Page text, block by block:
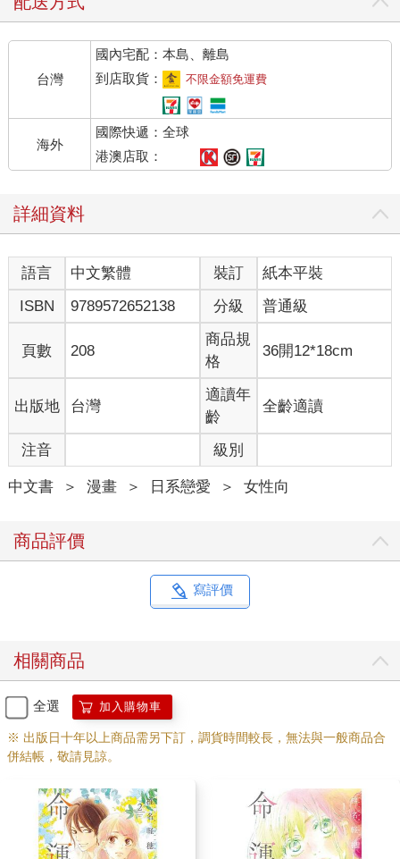
台灣
國內宅配：本島、離島
到店取貨：
不限金額免運費
海外
國際快遞：全球
港澳店取：
詳細資料
語言 中文繁體 裝訂
紙本平裝
ISBN
9789572652138 分級 普通級
頁數 208
商品規
格
36開12*18cm
出版地 台灣
適讀年
齡
全齡適讀
注音 級別
中文書 ＞ 漫畫 ＞ 日系戀愛 ＞ 女性向
商品評價
寫評價
相關商品
全選 加入購物車
※ 出版日十年以上商品需另下訂，調貨時間較長，無法與一般商品合
併結帳，敬請見諒。